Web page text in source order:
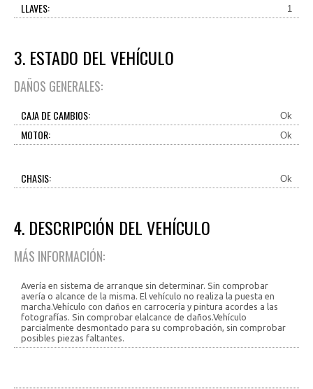
LLAVES: 1
3. ESTADO DEL VEHÍCULO
DAÑOS GENERALES:
CAJA DE CAMBIOS: Ok
MOTOR: Ok
CHASIS: Ok
4. DESCRIPCIÓN DEL VEHÍCULO
MÁS INFORMACIÓN:
Avería en sistema de arranque sin determinar. Sin comprobar
avería o alcance de la misma. El vehículo no realiza la puesta en
marcha.Vehículo con daños en carrocería y pintura acordes a las
fotografías. Sin comprobar elalcance de daños.Vehículo
parcialmente desmontado para su comprobación, sin comprobar
posibles piezas faltantes.